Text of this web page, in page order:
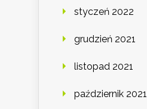
styczeń 2022
grudzień 2021
listopad 2021
październik 2021